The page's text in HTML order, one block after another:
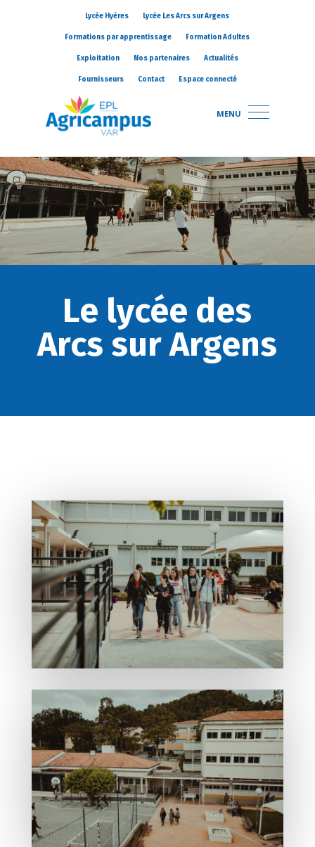
Lycée Hyères Lycée Les Arcs sur Argens
Formations par apprentissage Formation Adultes
Exploitation Nos partenaires Actualités
Fournisseurs Contact Espace connecté
MENU
Le lycée des
Arcs sur Argens